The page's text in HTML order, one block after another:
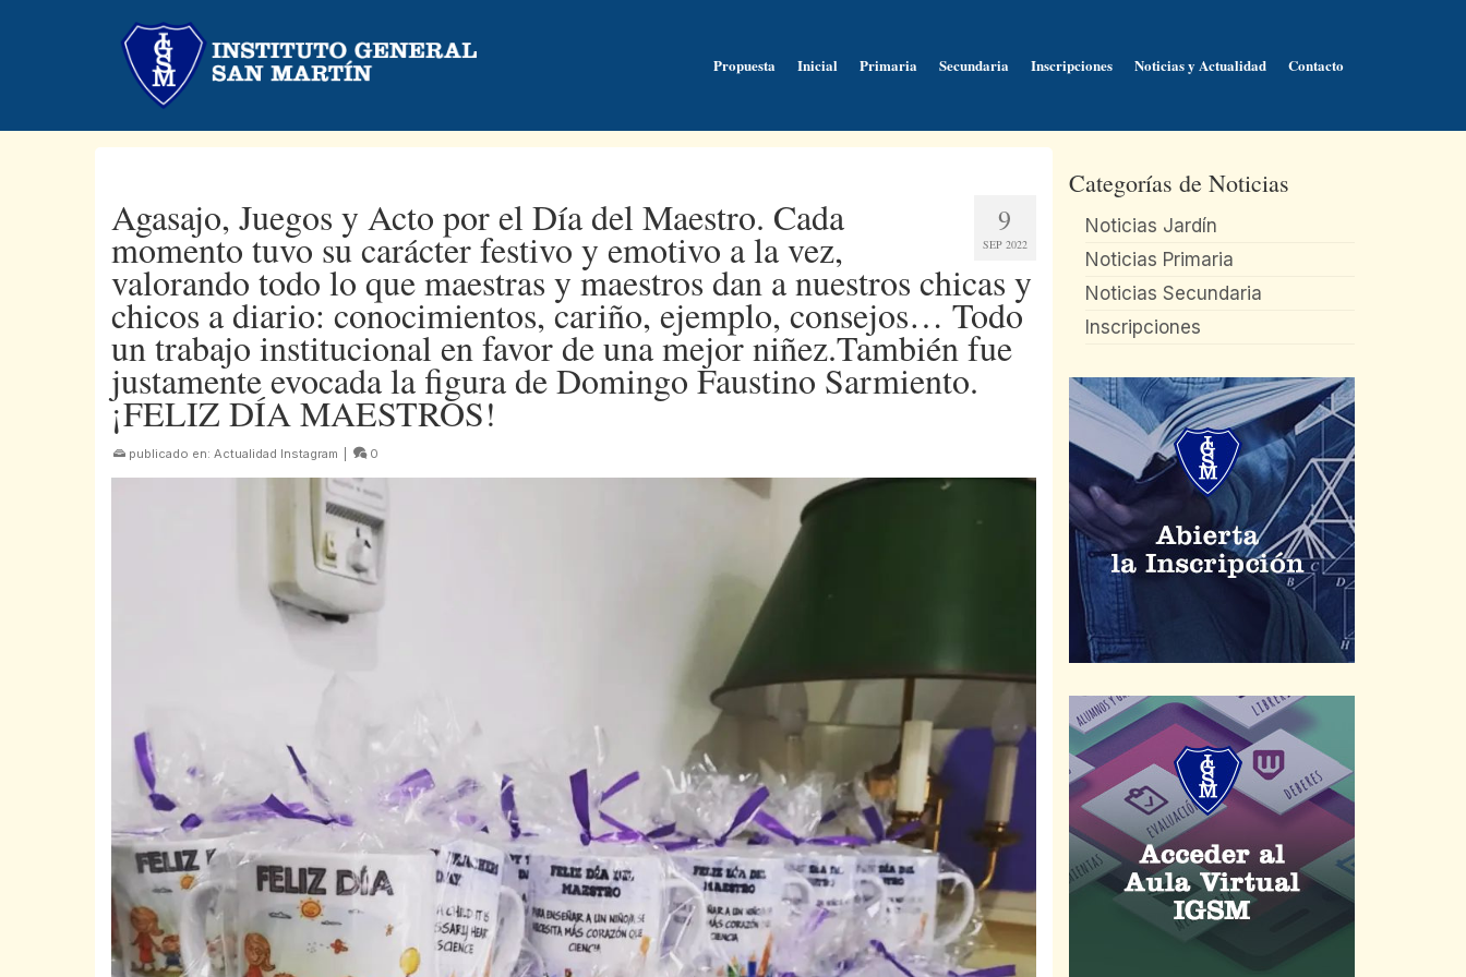
Propuesta Inicial Primaria Secundaria Inscripciones Noticias y Actualidad Contacto
9
SEP 2022
Agasajo, Juegos y Acto por el Día del Maestro. Cada
momento tuvo su carácter festivo y emotivo a la vez,
valorando todo lo que maestras y maestros dan a nuestros chicas y
chicos a diario: conocimientos, cariño, ejemplo, consejos… Todo
un trabajo institucional en favor de una mejor niñez.También fue
justamente evocada la figura de Domingo Faustino Sarmiento.
¡FELIZ DÍA MAESTROS!
publicado en: Actualidad Instagram 0
Categorías de Noticias
Noticias Jardín
Noticias Primaria
Noticias Secundaria
Inscripciones